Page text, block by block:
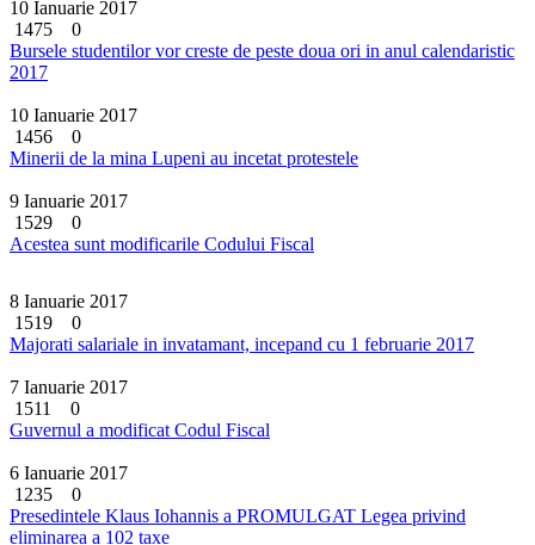
10 Ianuarie 2017
1475
0
Bursele studentilor vor creste de peste doua ori in anul calendaristic
2017
10 Ianuarie 2017
1456
0
Minerii de la mina Lupeni au incetat protestele
9 Ianuarie 2017
1529
0
Acestea sunt modificarile Codului Fiscal
8 Ianuarie 2017
1519
0
Majorati salariale in invatamant, incepand cu 1 februarie 2017
7 Ianuarie 2017
1511
0
Guvernul a modificat Codul Fiscal
6 Ianuarie 2017
1235
0
Presedintele Klaus Iohannis a PROMULGAT Legea privind
eliminarea a 102 taxe